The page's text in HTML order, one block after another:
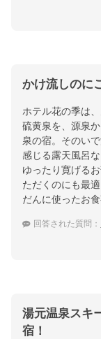
かけ流しのに
ホテル花の季は
硫黄泉を、源泉
泉の宿。そのい
感じる露天風呂
ゆったり寛げる
ただくのにも最
だんに使ったお
回答された質問：
湯元温泉スキ
宿！